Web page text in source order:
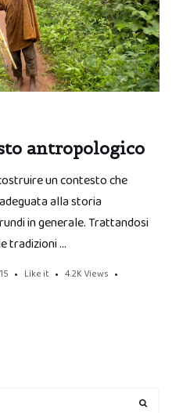
antropologico
un contesto che
alla storia
in generale. Trattandosi
tradizioni …
Like it 4.2K Views